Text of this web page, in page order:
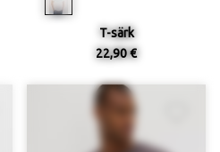
T-särk
22,90 €